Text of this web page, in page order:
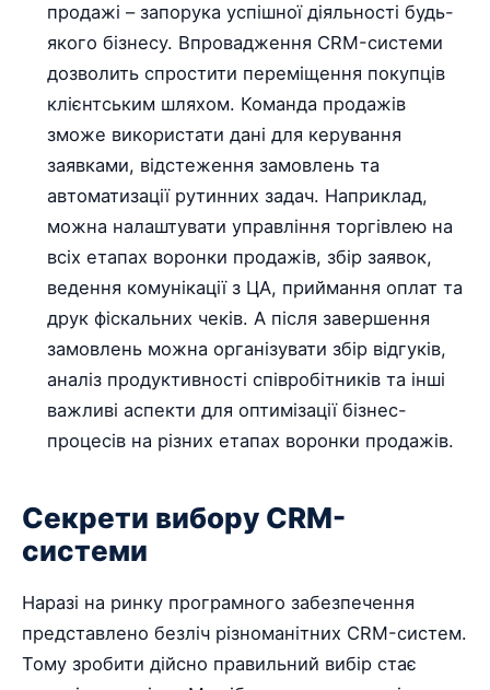
продажі – запорука успішної діяльності будь-
якого бізнесу. Впровадження CRM-системи
дозволить спростити переміщення покупців
клієнтським шляхом. Команда продажів
зможе використати дані для керування
заявками, відстеження замовлень та
автоматизації рутинних задач. Наприклад,
можна налаштувати управління торгівлею на
всіх етапах воронки продажів, збір заявок,
ведення комунікації з ЦА, приймання оплат та
друк фіскальних чеків. А після завершення
замовлень можна організувати збір відгуків,
аналіз продуктивності співробітників та інші
важливі аспекти для оптимізації бізнес-
процесів на різних етапах воронки продажів.
Секрети вибору CRM-
системи
Наразі на ринку програмного забезпечення
представлено безліч різноманітних CRM-систем.
Тому зробити дійсно правильний вибір стає